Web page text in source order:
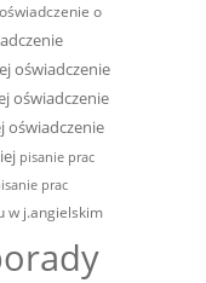
oświadczenie o
oświadczenie
oświadczenie
oświadczenie
pisanie prac
prac
w j.angielskim